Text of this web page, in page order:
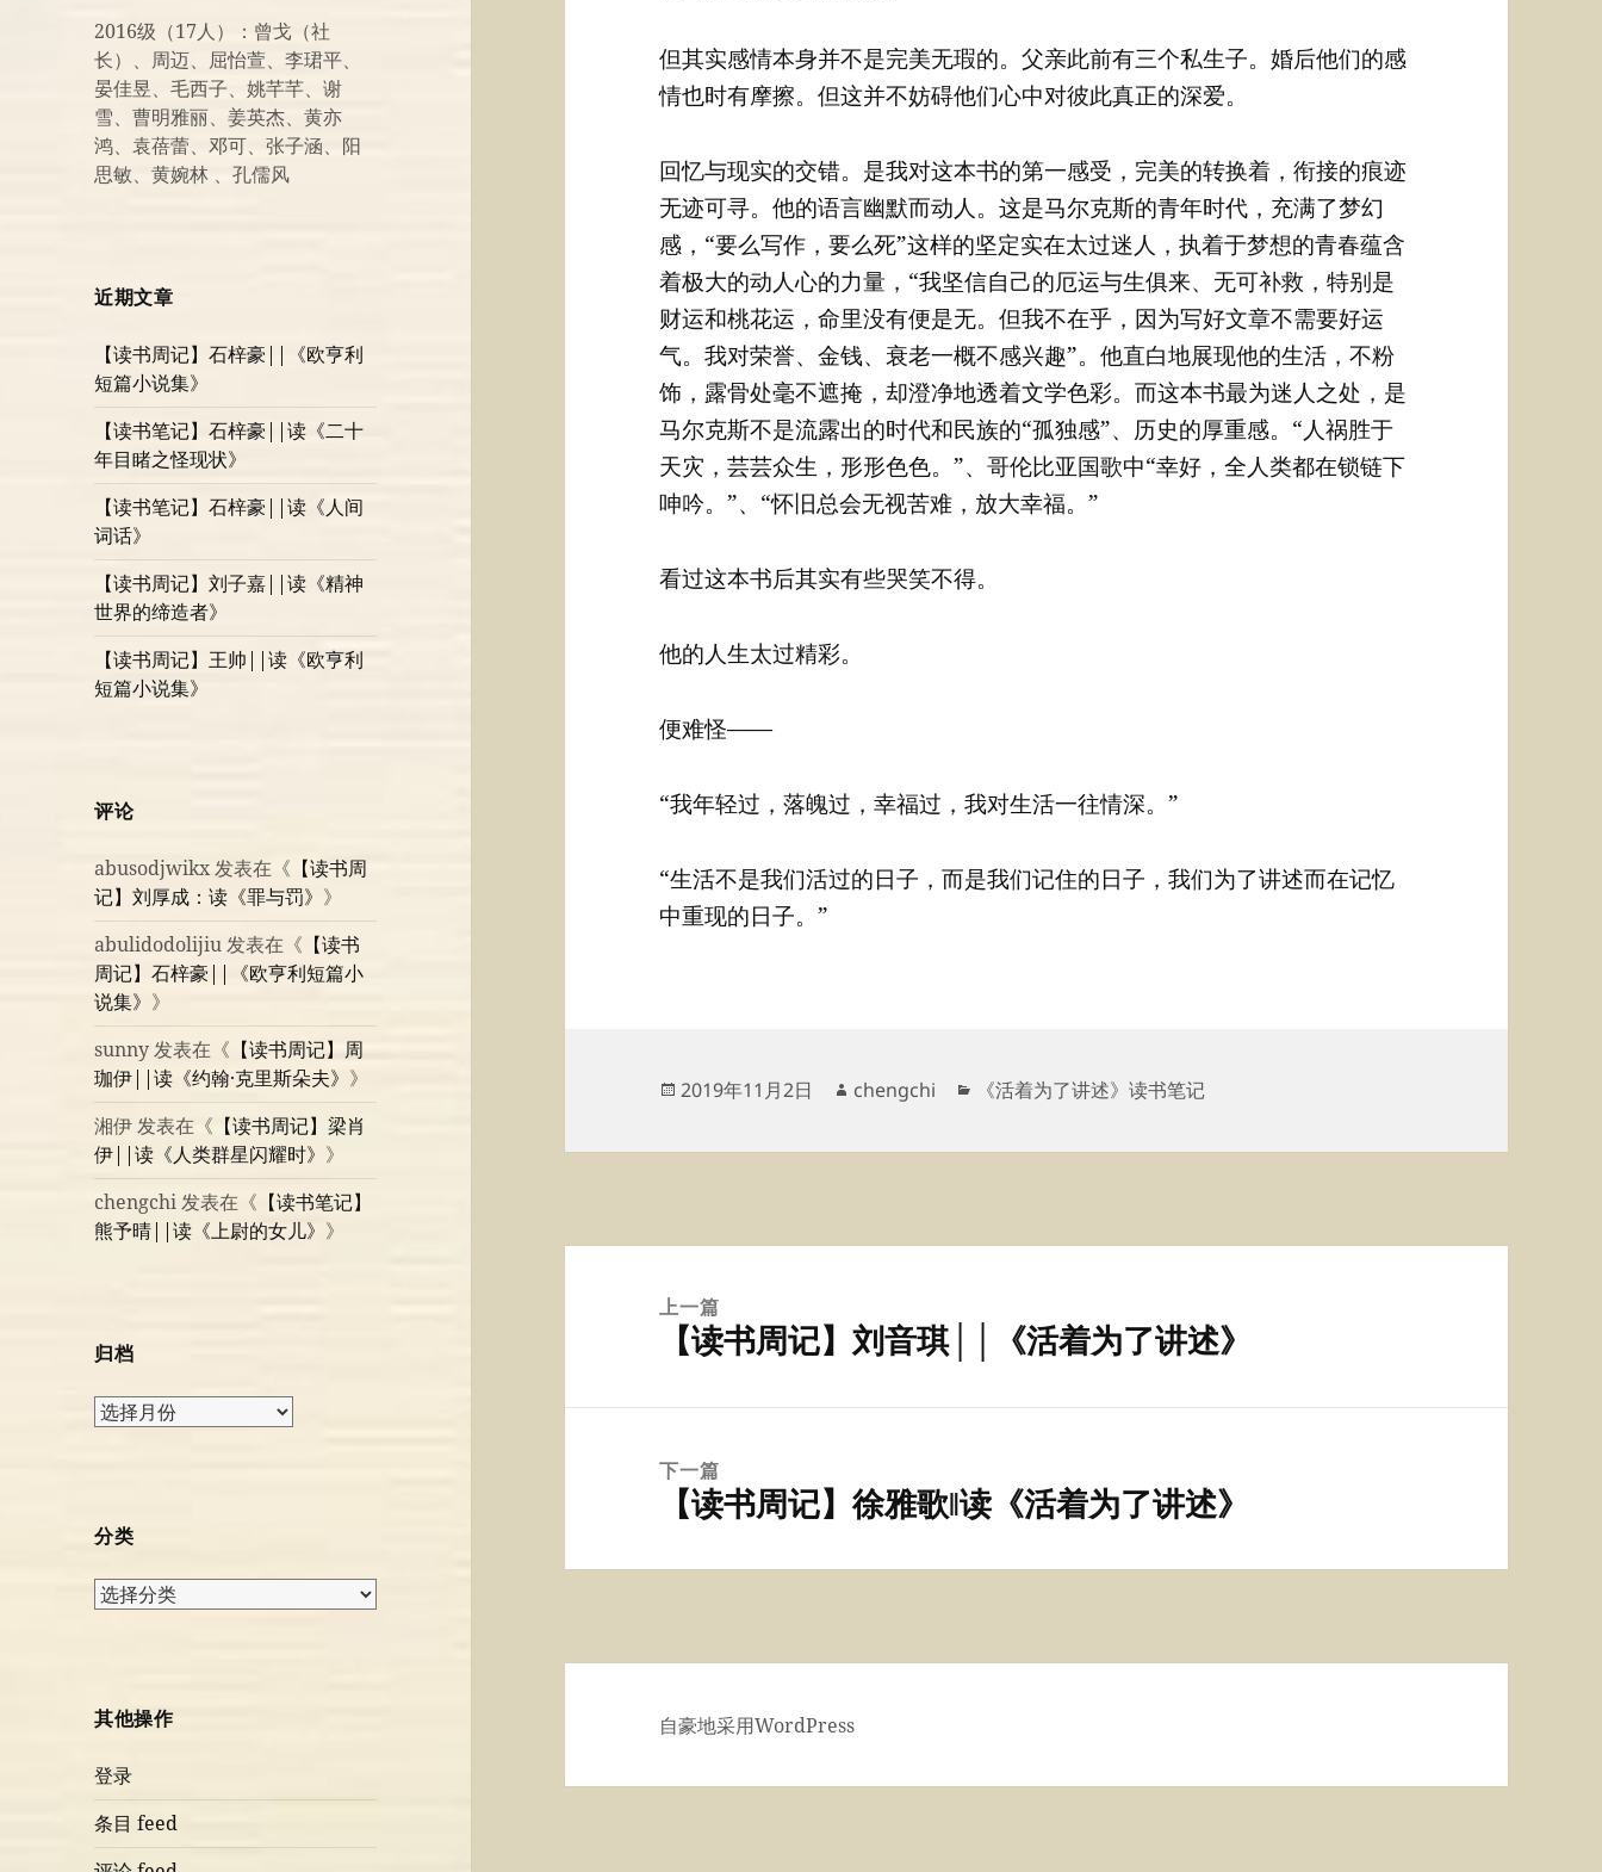
2016级（17人）：曾戈（社
长）、周迈、屈怡萱、李珺平、
晏佳昱、毛西子、姚芊芊、谢
雪、曹明雅丽、姜英杰、黄亦
鸿、袁蓓蕾、邓可、张子涵、阳
思敏、黄婉林 、孔儒风
近期文章
【读书周记】石梓豪||《欧亨利
短篇小说集》
【读书笔记】石梓豪||读《二十
年目睹之怪现状》
【读书笔记】石梓豪||读《人间
词话》
【读书周记】刘子嘉||读《精神
世界的缔造者》
【读书周记】王帅||读《欧亨利
短篇小说集》
评论
abusodjwikx发表在《 【读书周
记】刘厚成：读《罪与罚》 》
abulidodolijiu发表在《 【读书
周记】石梓豪||《欧亨利短篇小
说集》 》
sunny发表在《 【读书周记】周
珈伊||读《约翰·克里斯朵夫》 》
湘伊发表在《 【读书周记】梁肖
伊||读《人类群星闪耀时》 》
chengchi发表在《 【读书笔记】
熊予晴||读《上尉的女儿》 》
归档
归
分类
分
其他操作
登录
条目 feed
但其实感情本身并不是完美无瑕的。父亲此前有三个私生子。婚后他们的感
情也时有摩擦。但这并不妨碍他们心中对彼此真正的深爱。
回忆与现实的交错。是我对这本书的第一感受，完美的转换着，衔接的痕迹
无迹可寻。他的语言幽默而动人。这是马尔克斯的青年时代，充满了梦幻
感，“要么写作，要么死”这样的坚定实在太过迷人，执着于梦想的青春蕴含
着极大的动人心的力量，“我坚信自己的厄运与生俱来、无可补救，特别是
财运和桃花运，命里没有便是无。但我不在乎，因为写好文章不需要好运
气。我对荣誉、金钱、衰老一概不感兴趣”。他直白地展现他的生活，不粉
饰，露骨处毫不遮掩，却澄净地透着文学色彩。而这本书最为迷人之处，是
马尔克斯不是流露出的时代和民族的“孤独感”、历史的厚重感。“人祸胜于
天灾，芸芸众生，形形色色。”、哥伦比亚国歌中“幸好，全人类都在锁链下
呻吟。”、“怀旧总会无视苦难，放大幸福。”
看过这本书后其实有些哭笑不得。
他的人生太过精彩。
便难怪——
“我年轻过，落魄过，幸福过，我对生活一往情深。”
“生活不是我们活过的日子，而是我们记住的日子，我们为了讲述而在记忆
中重现的日子。”
发
于
2019年11月2日
作
chengchi
分
《活着为了讲述》读书笔记
上一篇
文
【读书周记】刘音琪││《活着为了讲述》
下一篇
文
【读书周记】徐雅歌‖读《活着为了讲述》
自豪地采用WordPress